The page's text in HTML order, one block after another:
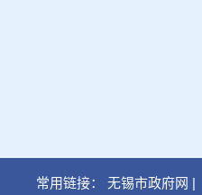
常用链接： 无锡市政府网 |